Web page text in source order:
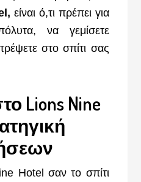
είναι ό,τι πρέπει για
να γεμίσετε
στο σπίτι σας
Lions Nine
Ηotel σαν το σπίτι